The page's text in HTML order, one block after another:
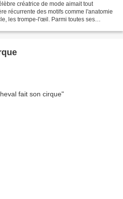
créatrice de mode aimait tout
récurrente des motifs comme l'anatomie
les trompe-l'œil. Parmi toutes ses